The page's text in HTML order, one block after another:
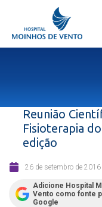
Reunião
Fisioterapia
edição
26 de setembro de 2016
Adicione Hospital
Vento como fonte
Google